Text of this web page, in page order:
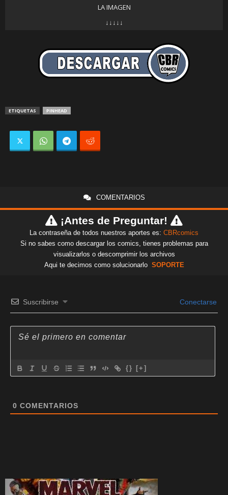
LA IMAGEN
↓↓↓↓↓
ETIQUETAS PINHEAD
COMENTARIOS
¡Antes de Preguntar!
La contraseña de todos nuestros aportes es: CBRcomics
Si no sabes como descargar los comics, tienes problemas para
visualizarlos o descomprimir los archivos
Aqui te decimos como solucionarlo SOPORTE
Suscribirse Conectarse
{} [+]
0 COMENTARIOS